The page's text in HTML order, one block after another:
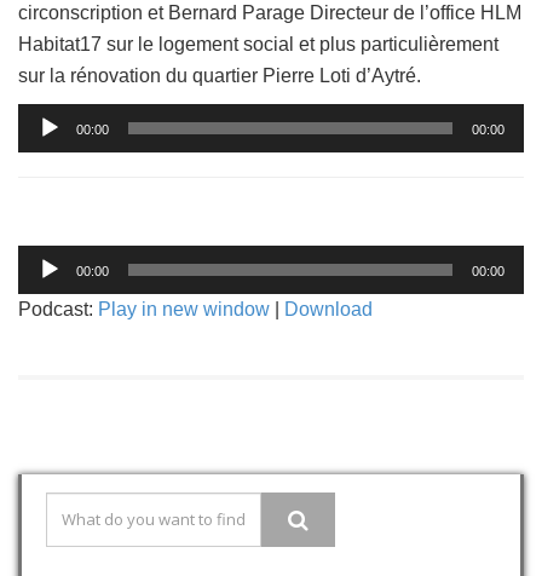
circonscription et Bernard Parage Directeur de l’office HLM
Habitat17 sur le logement social et plus particulièrement
sur la rénovation du quartier Pierre Loti d’Aytré.
Lecteur
audio
00:00 00:00
Lecteur
audio
00:00 00:00
Podcast: Play in new window Download